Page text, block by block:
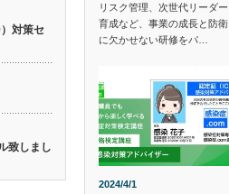
対策セ
致しまし
リスク管理、次世代リーダー
育成など、事業の成長と防衛
に欠かせない研修をパ…
2024/4/1